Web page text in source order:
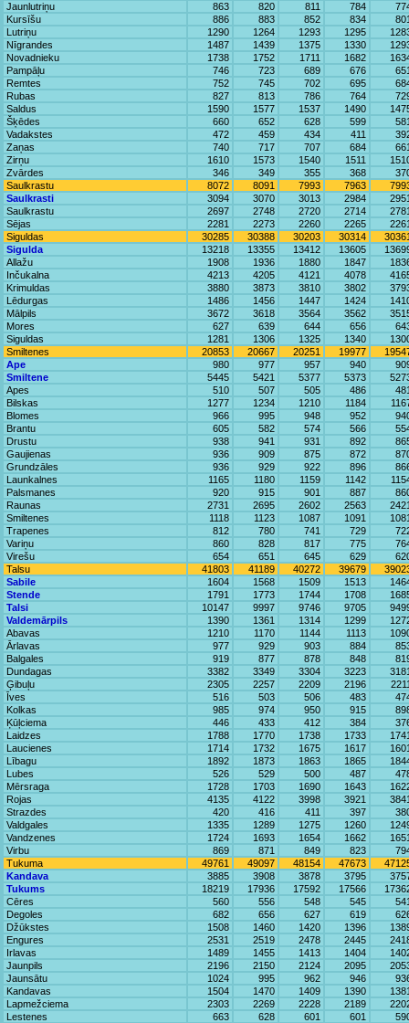
Jaunlutriņu
863 820 811 784
Kursīšu
886 883 852 834
Lutriņu
1290 1264 1293 1295
Nīgrandes
1487 1439 1375 1330
Novadnieku
1738 1752 1711 1682
Pampāļu
746 723 689 676
Remtes
752 745 702 695
Rubas
827 813 786 764
Saldus
1590 1577 1537 1490
Šķēdes
660 652 628 599
Vadakstes
472 459 434 411
Zaņas
740 717 707 684
Zirņu
1610 1573 1540 1511
Zvārdes
346 349 355 368
Saulkrastu
8072 8091 7993 7963
Saulkrasti
3094 3070 3013 2984
Saulkrastu
2697 2748 2720 2714
Sējas
2281 2273 2260 2265
Siguldas
30285 30388 30203 30314
Sigulda
13218 13355 13412 13605
Allažu
1908 1936 1880 1847
Inčukalna
4213 4205 4121 4078
Krimuldas
3880 3873 3810 3802
Lēdurgas
1486 1456 1447 1424
Mālpils
3672 3618 3564 3562
Mores
627 639 644 656
Siguldas
1281 1306 1325 1340
Smiltenes
20853 20667 20251 19977
Ape
980 977 957 940
Smiltene
5445 5421 5377 5373
Apes
510 507 505 486
Bilskas
1277 1234 1210 1184
Blomes
966 995 948 952
Brantu
605 582 574 566
Drustu
938 941 931 892
Gaujienas
936 909 875 872
Grundzāles
936 929 922 896
Launkalnes
1165 1180 1159 1142
Palsmanes
920 915 901 887
Raunas
2731 2695 2602 2563
Smiltenes
1118 1123 1087 1091
Trapenes
812 780 741 729
Variņu
860 828 817 775
Virešu
654 651 645 629
Talsu
41803 41189 40272 39679
Sabile
1604 1568 1509 1513
Stende
1791 1773 1744 1708
Talsi
10147 9997 9746 9705
Valdemārpils
1390 1361 1314 1299
Abavas
1210 1170 1144 1113
Ārlavas
977 929 903 884
Balgales
919 877 878 848
Dundagas
3382 3349 3304 3223
Ģibuļu
2305 2257 2209 2196
Īves
516 503 506 483
Kolkas
985 974 950 915
Ķūļciema
446 433 412 384
Laidzes
1788 1770 1738 1733
Laucienes
1714 1732 1675 1617
Lībagu
1892 1873 1863 1865
Lubes
526 529 500 487
Mērsraga
1728 1703 1690 1643
Rojas
4135 4122 3998 3921
Strazdes
420 416 411 397
Valdgales
1335 1289 1275 1260
Vandzenes
1724 1693 1654 1662
Virbu
869 871 849 823
Tukuma
49761 49097 48154 47673
Kandava
3885 3908 3878 3795
Tukums
18219 17936 17592 17566
Cēres
560 556 548 545
Degoles
682 656 627 619
Džūkstes
1508 1460 1420 1396
Engures
2531 2519 2478 2445
Irlavas
1489 1455 1413 1404
Jaunpils
2196 2150 2124 2095
Jaunsātu
1024 995 962 946
Kandavas
1504 1470 1409 1390
Lapmežciema
2303 2269 2228 2189
Lestenes
663 628 601 601